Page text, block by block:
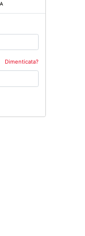
Dimenticata?